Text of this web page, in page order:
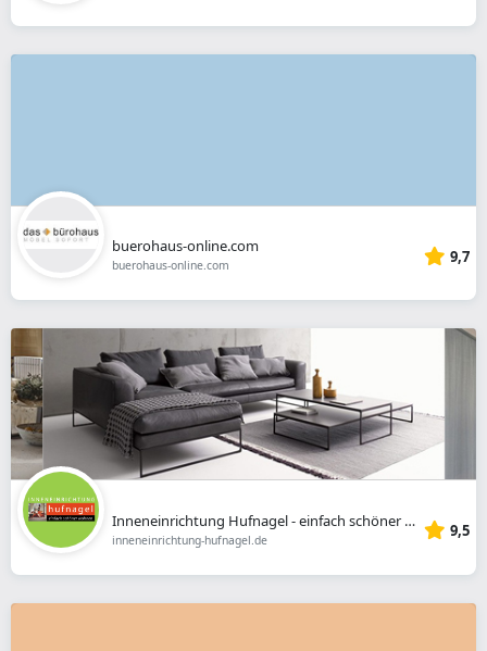
buerohaus-online.com
buerohaus-online.com 9,7
Inneneinrichtung Hufnagel - einfach schöner wohnen
inneneinrichtung-hufnagel.de 9,5